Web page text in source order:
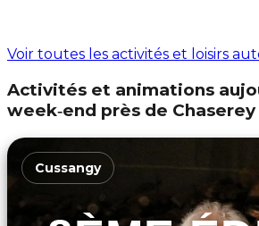
Voir toutes les activités et loisirs
Activités et animations
week‑end près de Chaserey
Cussangy